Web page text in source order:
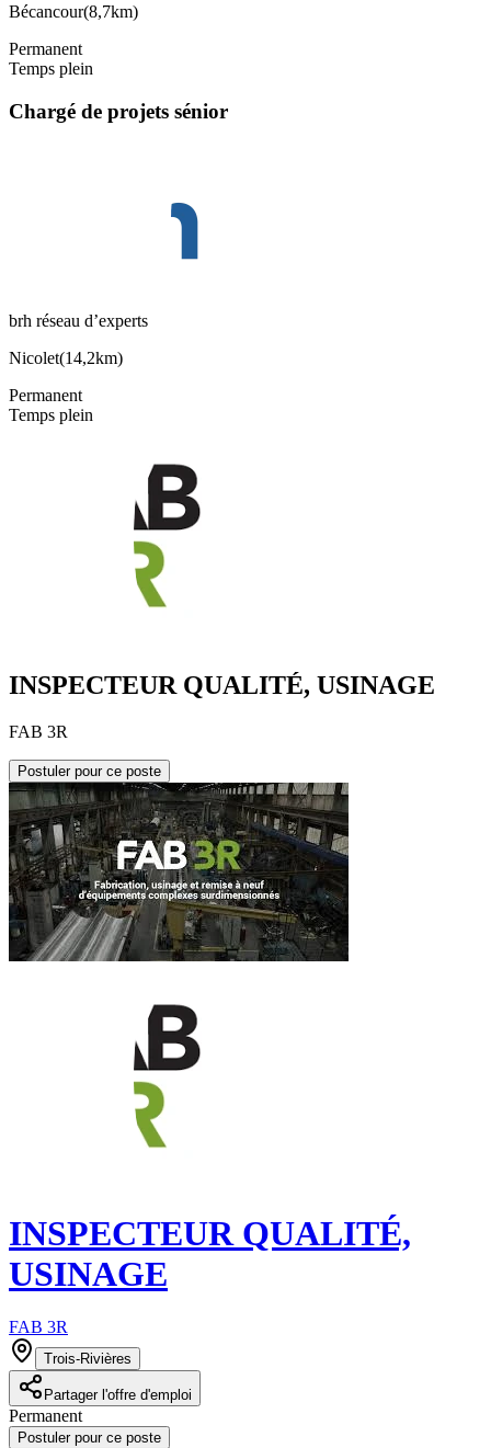
Bécancour(8,7km)
Permanent
Temps plein
Chargé de projets sénior
brh réseau d’experts
Nicolet(14,2km)
Permanent
Temps plein
INSPECTEUR QUALITÉ, USINAGE
FAB 3R
Postuler pour ce poste
INSPECTEUR QUALITÉ,
USINAGE
FAB 3R
Trois-Rivières
Partager l'offre d'emploi
Permanent
Postuler pour ce poste